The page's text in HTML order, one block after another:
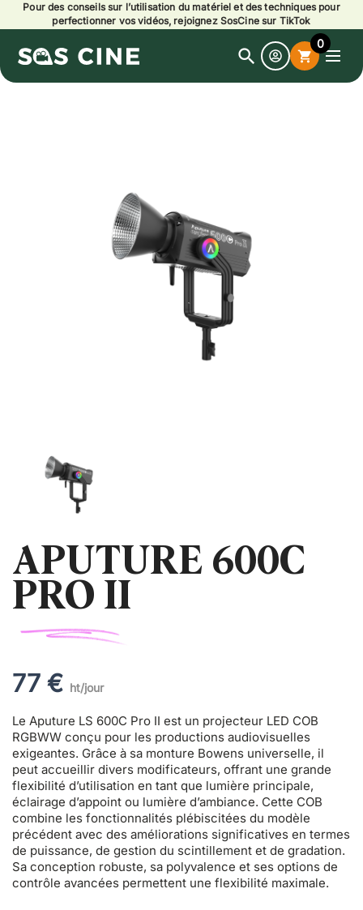
Pour des conseils sur l’utilisation du matériel et des techniques pour
perfectionner vos vidéos, rejoignez SosCine sur TikTok
search
Open
shopping_cart
0
APUTURE 600C
PRO II
77 € ht/jour
Le Aputure LS 600C Pro II est un projecteur LED COB
RGBWW conçu pour les productions audiovisuelles
exigeantes. Grâce à sa monture Bowens universelle, il
peut accueillir divers modificateurs, offrant une grande
flexibilité d’utilisation en tant que lumière principale,
éclairage d’appoint ou lumière d’ambiance. Cette COB
combine les fonctionnalités plébiscitées du modèle
précédent avec des améliorations significatives en termes
de puissance, de gestion du scintillement et de gradation.
Sa conception robuste, sa polyvalence et ses options de
contrôle avancées permettent une flexibilité maximale.